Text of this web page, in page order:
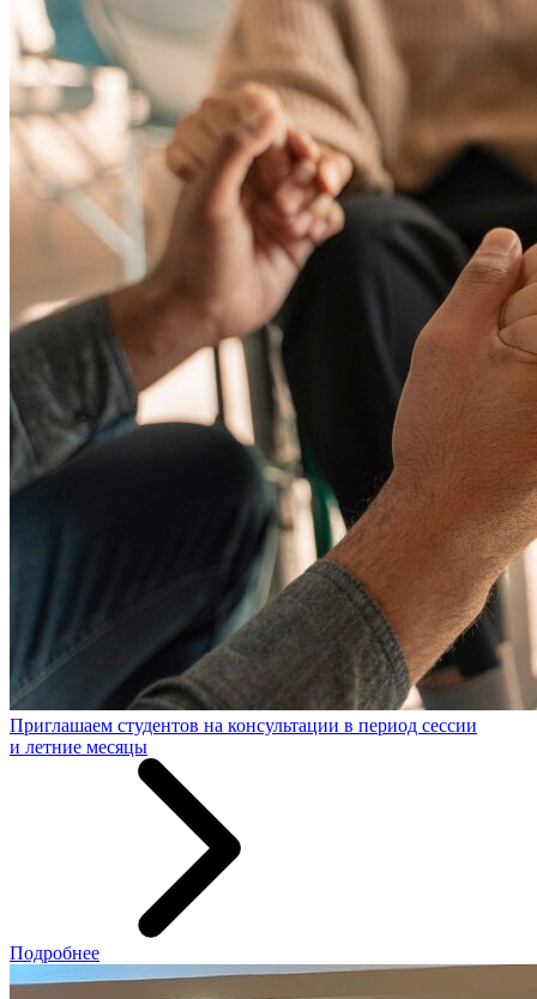
Приглашаем студентов на консультации в период сессии
и летние месяцы
Подробнее